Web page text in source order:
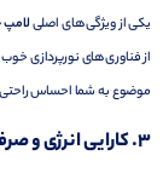
یکی از ویژگی‌های اصلیلامپ حبابی
از فناوری‌های نورپردازی
موضوع به شما احساس
3. کارایی انرژی و